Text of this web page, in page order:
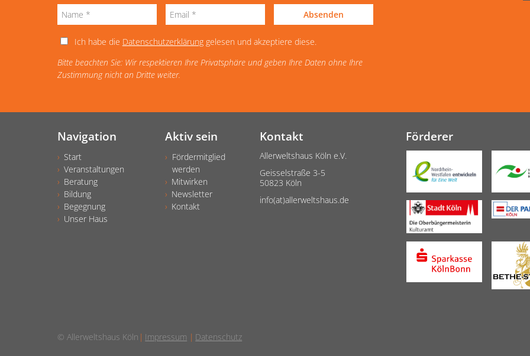
Absenden
Ich habe die Datenschutzerklärunggelesen und akzeptiere diese.
Bitte beachten Sie: Wir respektieren Ihre Privatsphäre und geben Ihre Daten ohne Ihre
Zustimmung nicht an Dritte weiter.
Navigation
Start
Veranstaltungen
Beratung
Bildung
Begegnung
Unser Haus
Aktiv sein
Fördermitglied
werden
Mitwirken
Newsletter
Kontakt
Kontakt
Allerweltshaus Köln e.V.
Geisselstraße 3-5
50823 Köln
info(at)allerweltshaus.de
Förderer
© Allerweltshaus Köln Impressum Datenschutz